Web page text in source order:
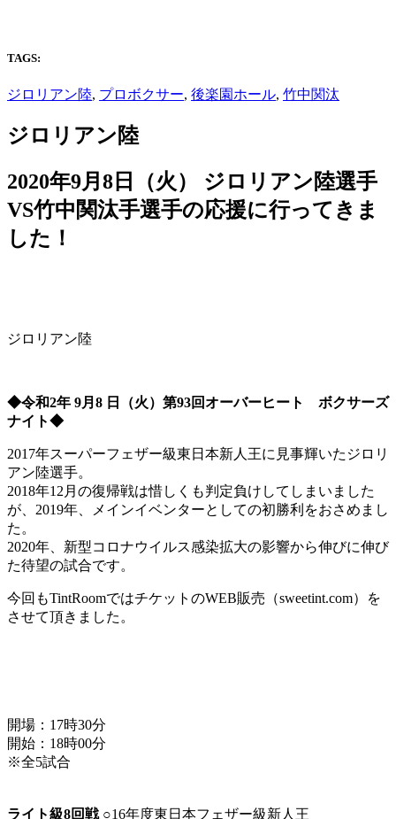
TAGS:
ジロリアン陸, プロボクサー, 後楽園ホール, 竹中関汰
ジロリアン陸
2020年9月8日（火） ジロリアン陸選手
VS竹中関汰手選手の応援に行ってきま
した！
ジロリアン陸
◆令和2年 9月8 日（火）第93回オーバーヒート ボクサーズ
ナイト◆
2017年スーパーフェザー級東日本新人王に見事輝いたジロリ
アン陸選手。
2018年12月の復帰戦は惜しくも判定負けしてしまいました
が、2019年、メインイベンターとしての初勝利をおさめまし
た。
2020年、新型コロナウイルス感染拡大の影響から伸びに伸び
た待望の試合です。
今回もTintRoomではチケットのWEB販売（sweetint.com）を
させて頂きました。
開場：17時30分
開始：18時00分
※全5試合
ライト級8回戦○16年度東日本フェザー級新人王